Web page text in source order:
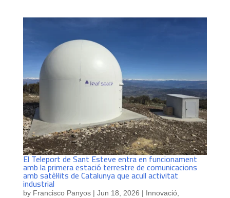
El Teleport de Sant Esteve entra en funcionament
amb la primera estació terrestre de comunicacions
amb satèl·lits de Catalunya que acull activitat
industrial
by Francisco Panyos| Jun 18, 2026 | Innovació,